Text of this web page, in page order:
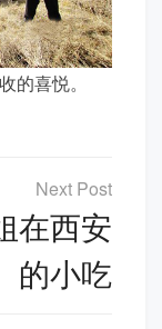
的喜悦。
在西安
的小吃